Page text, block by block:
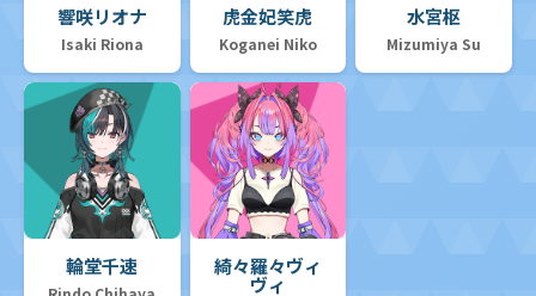
響咲リオナ
Isaki Riona
虎金妃笑虎
Koganei Niko
水宮枢
Mizumiya Su
輪堂千速 綺々羅々ヴィ
ヴィ